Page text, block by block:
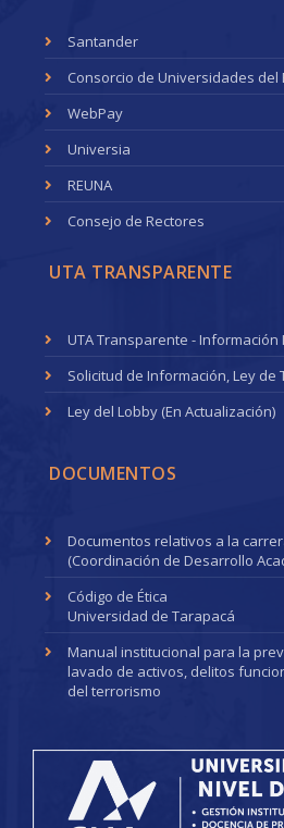
Santander
Consorcio de Universidades del
WebPay
Universia
REUNA
Consejo de Rectores
UTA TRANSPARENTE
UTA Transparente - Información
Solicitud de Información, Ley de
Ley del Lobby (En Actualización)
DOCUMENTOS
Documentos relativos a la
(Coordinación de Desarrollo
Código de Ética
Universidad de Tarapacá
Manual institucional para la
lavado de activos, delitos
del terrorismo